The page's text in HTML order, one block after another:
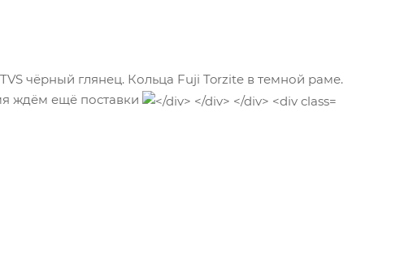
чёрный глянец. Кольца Fuji Torzite в темной раме.
ждём ещё поставки